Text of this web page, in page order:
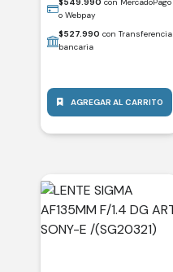
$549.990 con MercadoPago
o Webpay
$527.990 con Transferencia
bancaria
AGREGAR AL CARRITO